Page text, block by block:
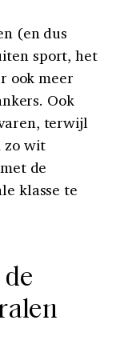
(en dus
sport, het
ook meer
Ook
terwijl
zo wit
de
klasse te